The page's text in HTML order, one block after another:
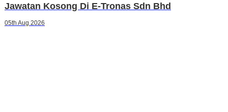
Jawatan Kosong Di E-Tronas Sdn Bhd
05th Aug 2026